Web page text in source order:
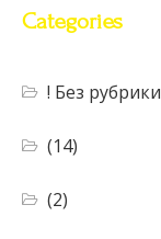
Categories
! Без рубрики
(14)
(2)